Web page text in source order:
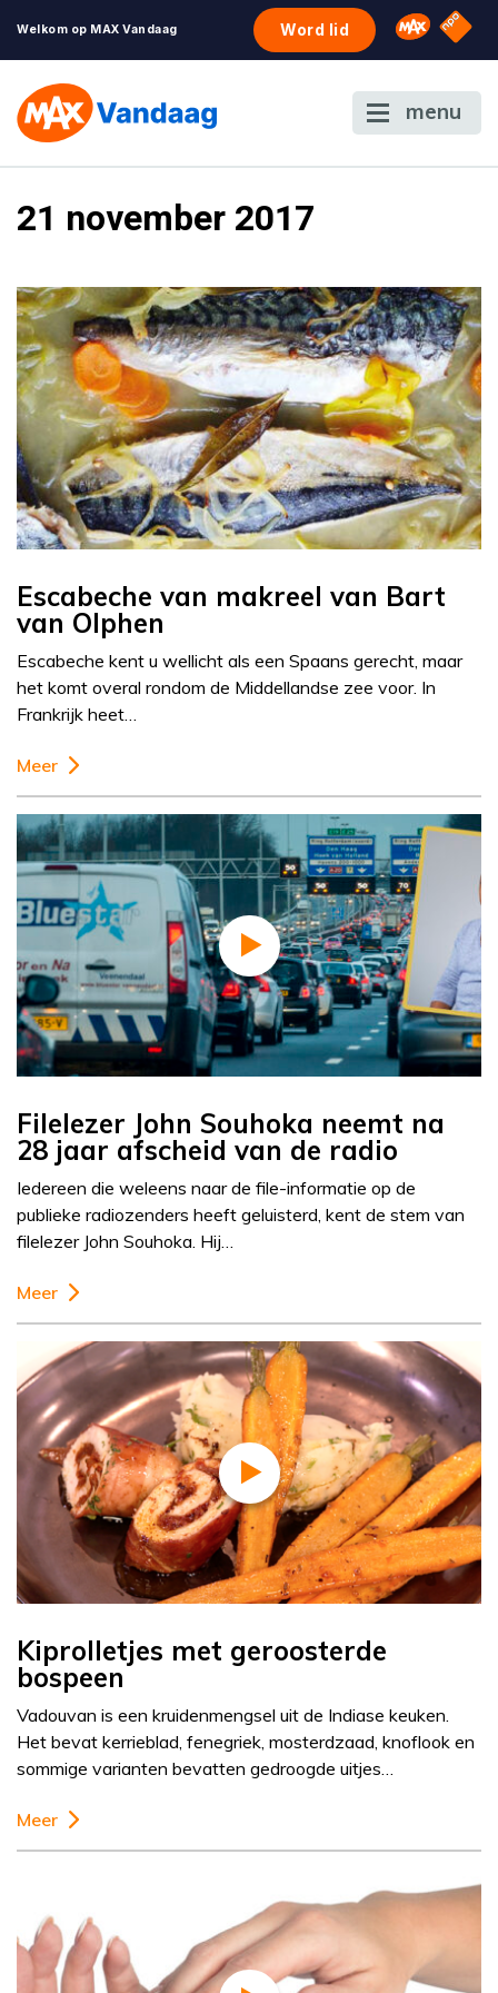
Welkom op MAX Vandaag Word lid Omroep
NPO
menu
21 november 2017
Escabeche van makreel van Bart
van Olphen
Escabeche kent u wellicht als een Spaans gerecht, maar
het komt overal rondom de Middellandse zee voor. In
Frankrijk heet…
Meer
Filelezer John Souhoka neemt na
28 jaar afscheid van de radio
Iedereen die weleens naar de file-informatie op de
publieke radiozenders heeft geluisterd, kent de stem van
filelezer John Souhoka. Hij…
Meer
Kiprolletjes met geroosterde
bospeen
Vadouvan is een kruidenmengsel uit de Indiase keuken.
Het bevat kerrieblad, fenegriek, mosterdzaad, knoflook en
sommige varianten bevatten gedroogde uitjes…
Meer